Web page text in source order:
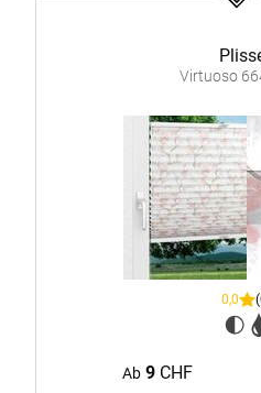
Virtuoso
0,0
Ab 9CHF